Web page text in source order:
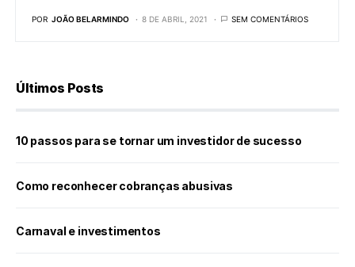
POR JOÃO BELARMINDO 8 DE ABRIL, 2021 SEM COMENTÁRIOS
Últimos Posts
10 passos para se tornar um investidor de sucesso
Como reconhecer cobranças abusivas
Carnaval e investimentos